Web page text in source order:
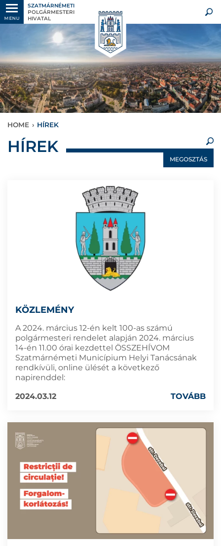
MENU
SZATMÁRNÉMETI
POLGÁRMESTERI
HIVATAL
HOME › HÍREK
×
HÍREK
MEGOSZTÁS
KÖZLEMÉNY
A 2024. március 12-én kelt 100-as számú
polgármesteri rendelet alapján 2024. március
14-én 11.00 órai kezdettel ÖSSZEHÍVOM
Szatmárnémeti Municípium Helyi Tanácsának
rendkívüli, online ülését a következő
napirenddel:
2024.03.12
TOVÁBB